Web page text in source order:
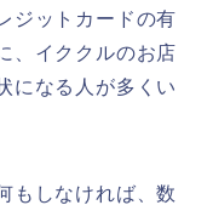
ジットカードの有
、イククルのお店
になる人が多くい
もしなければ、数